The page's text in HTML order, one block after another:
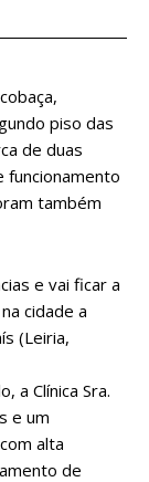
piso das
de duas
funcionamento
também
e vai ficar a
cidade a
(Leiria,
a Clínica Sra.
e um
alta
de